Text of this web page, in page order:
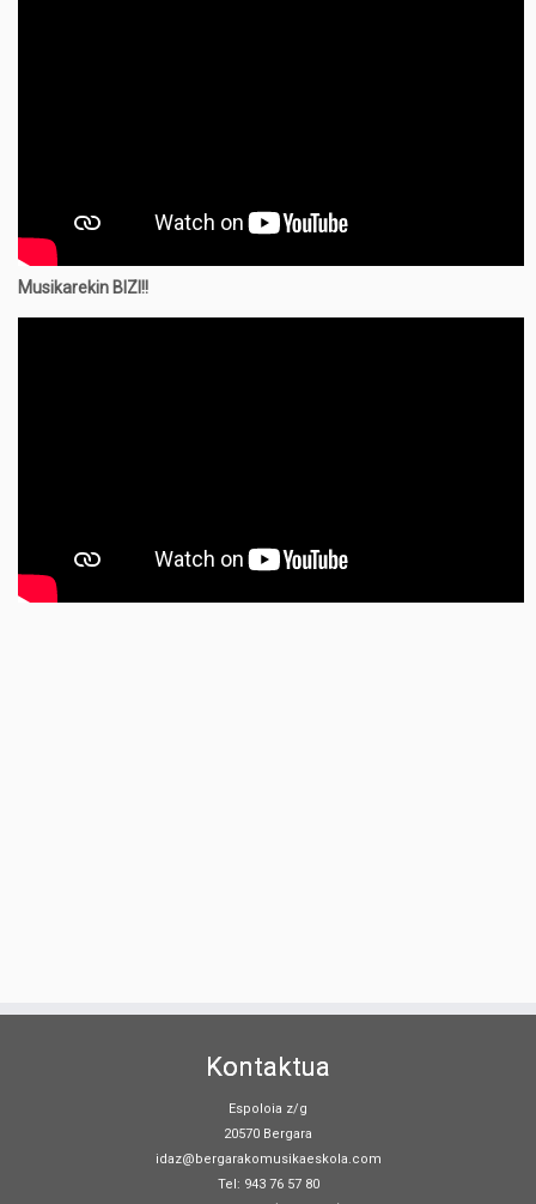
Musikarekin BIZI!!
Kontaktua
Espoloia z/g
20570 Bergara
idaz@bergarakomusikaeskola.com
Tel: 943 76 57 80